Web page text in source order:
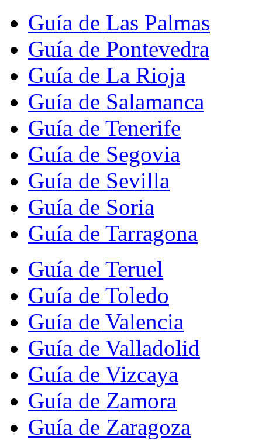
Guía de Las Palmas
Guía de Pontevedra
Guía de La Rioja
Guía de Salamanca
Guía de Tenerife
Guía de Segovia
Guía de Sevilla
Guía de Soria
Guía de Tarragona
Guía de Teruel
Guía de Toledo
Guía de Valencia
Guía de Valladolid
Guía de Vizcaya
Guía de Zamora
Guía de Zaragoza